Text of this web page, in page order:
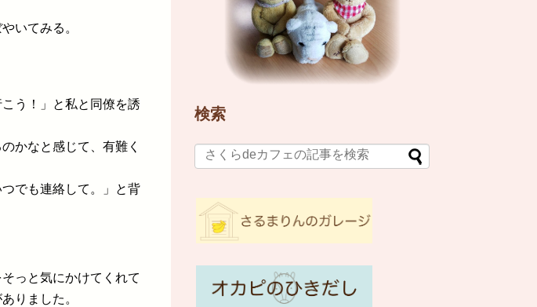
いてみる。
う！」と私と同僚を誘
かなと感じて、有難く
でも連絡して。」と背
っと気にかけてくれて
りました。
検索